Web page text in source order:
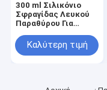
300 ml Σιλικόνιο
Σφραγίδας Λευκού
Παραθύρου Για
μπάνιου
Καλύτερη τιμή